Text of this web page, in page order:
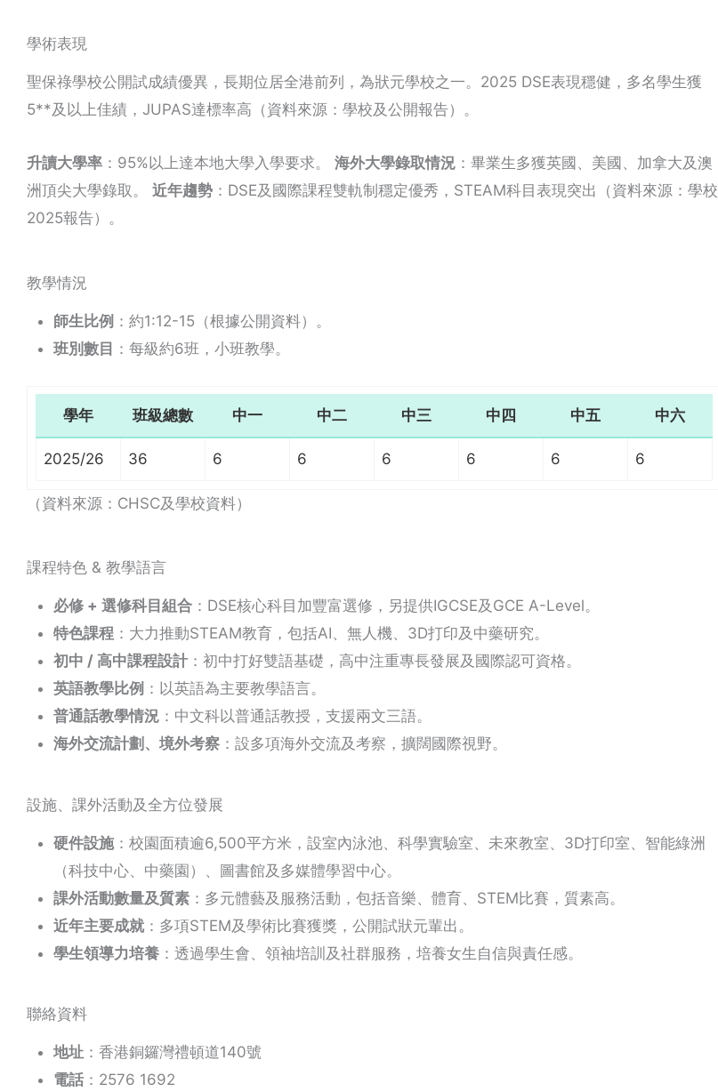
學術表現
聖保祿學校公開試成績優異，長期位居全港前列，為狀元學校之一。2025 DSE表現穩健，多名學生獲
5**及以上佳績，JUPAS達標率高（資料來源：學校及公開報告）。
升讀大學率 ：95%以上達本地大學入學要求。 海外大學錄取情況 ：畢業生多獲英國、美國、加拿大及澳
洲頂尖大學錄取。 近年趨勢 ：DSE及國際課程雙軌制穩定優秀，STEAM科目表現突出（資料來源：學校
2025報告）。
教學情況
師生比例 ：約1:12-15（根據公開資料）。
班別數目 ：每級約6班，小班教學。
學年 班級總數 中一 中二 中三 中四 中五 中六
2025/26 36 6 6 6 6 6 6
（資料來源：CHSC及學校資料）
課程特色 & 教學語言
必修 + 選修科目組合 ：DSE核心科目加豐富選修，另提供IGCSE及GCE A-Level。
特色課程 ：大力推動STEAM教育，包括AI、無人機、3D打印及中藥研究。
初中 / 高中課程設計 ：初中打好雙語基礎，高中注重專長發展及國際認可資格。
英語教學比例 ：以英語為主要教學語言。
普通話教學情況 ：中文科以普通話教授，支援兩文三語。
海外交流計劃、境外考察 ：設多項海外交流及考察，擴闊國際視野。
設施、課外活動及全方位發展
硬件設施：校園面積逾6,500平方米，設室內泳池、科學實驗室、未來教室、3D打印室、智能綠洲
（科技中心、中藥園）、圖書館及多媒體學習中心。
課外活動數量及質素 ：多元體藝及服務活動，包括音樂、體育、STEM比賽，質素高。
近年主要成就 ：多項STEM及學術比賽獲獎，公開試狀元輩出。
學生領導力培養 ：透過學生會、領袖培訓及社群服務，培養女生自信與責任感。
聯絡資料
地址 ：香港銅鑼灣禮頓道140號
電話 ：2576 1692